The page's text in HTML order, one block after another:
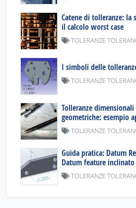
Catene di tolleranze: la
il calcolo worst case
TOLERANZE
I simboli delle
TOLERANZE
Tolleranze
geometriche: esempio
TOLERANZE
Guida pratica: Datum
Datum feature inclinato
TOLERANZE